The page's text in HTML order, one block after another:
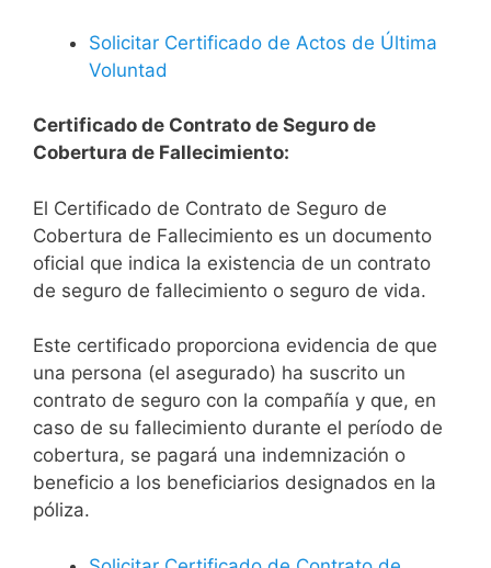
Solicitar Certificado de Actos de Última
Voluntad
Certificado de Contrato de Seguro de
Cobertura de Fallecimiento:
El Certificado de Contrato de Seguro de
Cobertura de Fallecimiento es un documento
oficial que indica la existencia de un contrato
de seguro de fallecimiento o seguro de vida.
Este certificado proporciona evidencia de que
una persona (el asegurado) ha suscrito un
contrato de seguro con la compañía y que, en
caso de su fallecimiento durante el período de
cobertura, se pagará una indemnización o
beneficio a los beneficiarios designados en la
póliza.